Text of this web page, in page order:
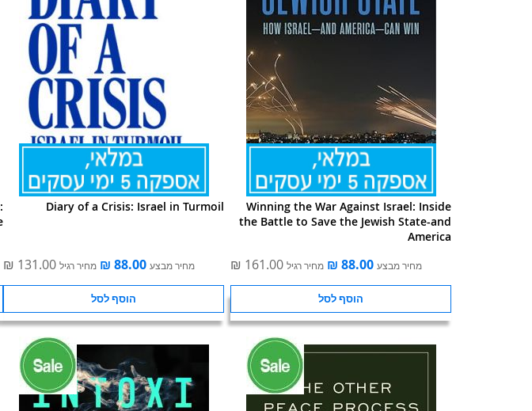
Winning the War Against Israel: Inside
the Battle to Save the Jewish State-and
America
מחיר מבצע מחיר רגיל
הוסף לסל
Diary of a Crisis: Israel in Turmoil
מחיר מבצע מחיר רגיל
הוסף לסל